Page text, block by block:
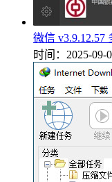
微信 v3.9.12.57
时间：2025-09-